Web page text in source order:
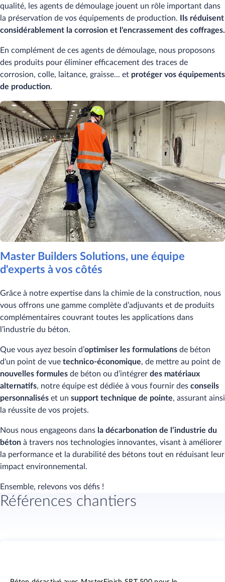
qualité, les agents de démoulage jouent un rôle important dans
la préservation de vos équipements de production.
Ils réduisent
considérablement la corrosion et l'encrassement des coffrages.
En complément de ces agents de démoulage, nous proposons
des produits pour éliminer efficacement des traces de
corrosion, colle, laitance, graisse... et protéger vos équipements
de production.
Master Builders Solutions, une équipe
d'experts à vos côtés
Grâce à notre expertise dans la chimie de la construction, nous
vous offrons une gamme complète d’adjuvants et de produits
complémentaires couvrant toutes les applications dans
l’industrie du béton.
Que vous ayez besoin d’optimiser les formulations de béton
d'un point de vue technico-économique, de mettre au point de
nouvelles formules de béton ou d’intégrer des matériaux
alternatifs, notre équipe est dédiée à vous fournir des conseils
personnalisés et un support technique de pointe, assurant ainsi
la réussite de vos projets.
Nous nous engageons dans la décarbonation de l’industrie du
béton à travers nos technologies innovantes, visant à améliorer
la performance et la durabilité des bétons tout en réduisant leur
impact environnemental.
Ensemble, relevons vos défis !
Références chantiers